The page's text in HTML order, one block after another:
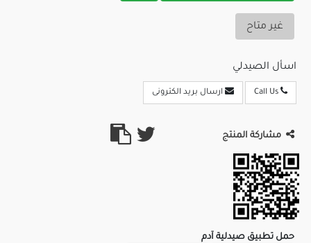
غير متاح
اسأل الصيدلي
ارسال بريد الكترونى
مشاركة المنتج
حمل تطبيق صيدلية آدم